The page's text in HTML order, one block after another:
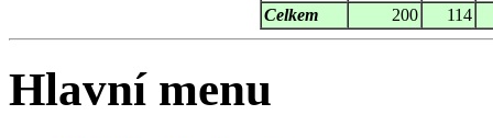
Celkem
200 114
Hlavní menu